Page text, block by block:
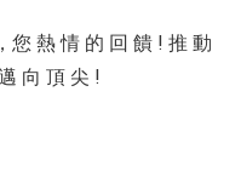
您 熱 情 的 回 饋 ! 推 動
向 頂 尖 !